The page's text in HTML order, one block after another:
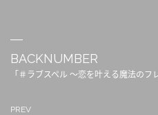
BACKNUMBER
「＃ラブスペル ～恋を叶える魔法のフ
PREV